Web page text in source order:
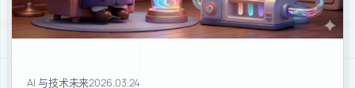
AI 与技术未来2026.03.24